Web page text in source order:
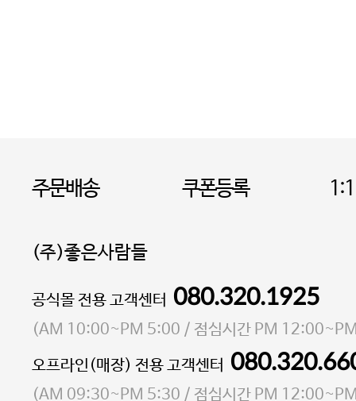
주문배송 쿠폰등록
(주)좋은사람들
대표 이성현,박영환| 개인정보관리책임자 김상현
소재지 서울특별시 마포구 마포대로4다길 41 마포
통신판매업 신고번호 2023-서울마포-3931호
사업자등록번호 105-81-58242
공식몰 전용 고객센터 080.320.1925
(AM 10:00~PM 5:00 / 점심시간 PM
오프라인(매장) 전용 고객센터
(AM 09:30~PM 5:30 / 점심시간 PM